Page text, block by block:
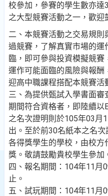
校參加，參賽的學生數亦
之大型競賽活動之一，歡迎
二、本競賽活動之交易規
過競賽，了解真實市場的
臨，即可參與投資模擬競
運作可能面臨的風險與報
迎高中職課程搭配本競賽活
三、為提供甄試入學書面
期間符合資格者，即陸續
之名次證明則於105年03月
出。至於前30名紙本之名
各得獎學生的學校，由校
獎。敬請鼓勵貴校學生參加
四、報名期間：104年11月
止。
五、試玩期間：104年11月